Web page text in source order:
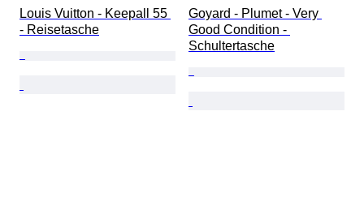
Louis Vuitton - Keepall 55
- Reisetasche
Goyard - Plumet - Very
Good Condition -
Schultertasche